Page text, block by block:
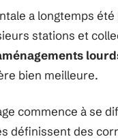
a longtemps
stations et
bien meilleure.
commence à se
définissent des